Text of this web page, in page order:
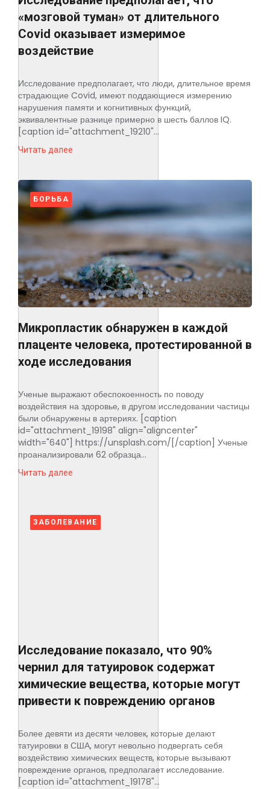
«мозговой туман» от длительного
Covid оказывает измеримое
воздействие
Исследование предполагает, что люди, длительное время
страдающие Covid, имеют поддающиеся измерению
нарушения памяти и когнитивных функций,
эквивалентные разнице примерно в шесть баллов IQ.
[caption id="attachment_19210"...
Читать далее
БОРЬБА
Микропластик обнаружен в каждой
плаценте человека, протестированной в
ходе исследования
Ученые выражают обеспокоенность по поводу
воздействия на здоровье, в другом исследовании частицы
были обнаружены в артериях. [caption
id="attachment_19198" align="aligncenter"
width="640"] https://unsplash.com/[/caption] Ученые
проанализировали 62 образца...
Читать далее
ЗАБОЛЕВАНИЕ
Исследование показало, что 90%
чернил для татуировок содержат
химические вещества, которые могут
привести к повреждению органов
Более девяти из десяти человек, которые делают
татуировки в США, могут невольно подвергать себя
воздействию химических веществ, которые вызывают
повреждение органов, предполагает исследование.
[caption id="attachment_19178"...